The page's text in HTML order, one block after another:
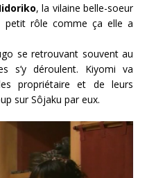
, la vilaine belle-soeur
petit rôle comme ça elle a
se retrouvant souvent au
s’y déroulent. Kiyomi va
propriétaire et de leurs
sur Sôjaku par eux.